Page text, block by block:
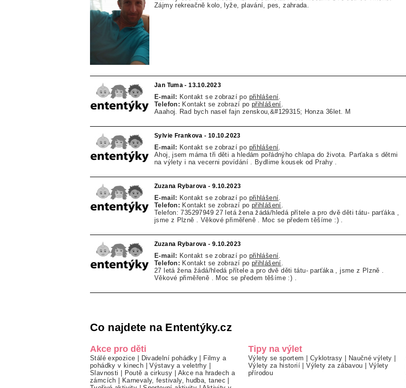
Zájmy rekreačně kolo, lyže, plavání, pes, zahrada.
Jan Tuma - 13.10.2023
E-mail: Kontakt se zobrazí po přihlášení.
Telefon: Kontakt se zobrazí po přihlášení.
Aaahoj. Rad bych nasel fajn zenskou,&#129315; Honza 36let. M
Sylvie Frankova - 10.10.2023
E-mail: Kontakt se zobrazí po přihlášení.
Ahoj, jsem máma tři děti a hledám pořádnýho chlapa do života. Parťaka s dětmi
na výlety i na vecerni povídání . Bydlime kousek od Prahy .
Zuzana Rybarova - 9.10.2023
E-mail: Kontakt se zobrazí po přihlášení.
Telefon: Kontakt se zobrazí po přihlášení.
Telefon: 735297949 27 letá žena žádá/hledá přítele a pro dvě děti tátu- parťáka ,
jsme z Plzně . Věkové přiměřeně . Moc se předem těšíme :) .
Zuzana Rybarova - 9.10.2023
E-mail: Kontakt se zobrazí po přihlášení.
Telefon: Kontakt se zobrazí po přihlášení.
27 letá žena žádá/hledá přítele a pro dvě děti tátu- parťáka , jsme z Plzně .
Věkové přiměřeně . Moc se předem těšíme :) .
Co najdete na Ententýky.cz
Akce pro děti
Stálé expozice Divadelní pohádky
Filmy a
pohádky v kinech |Výstavy a veletrhy
Slavnosti
Poutě a cirkusy
Akce na hradech a
zámcích
Karnevaly, festivaly, hudba, tanec
Tipy na výlet
Výlety se sportem Cyklotrasy Naučné výlety
Výlety za historií |Výlety za zábavou
Výlety
přírodou